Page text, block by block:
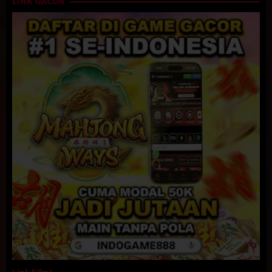
menyendiri saja.” Perlahan-lahan kuketuk pintu, sesaat kemudian
terdengar suara dari dalam, “Masuk..!” Saya langsung masuk,
kulihat Bu Sonya sedang duduk di belakang mejanya sambil
membuka-buka map. Kutup pintu pelan-pelan. Kulihat Bu Sonya
memandangku sambil tersenyum, sesaat Saya tidak menyangka
beliau tersenyum ramah pada Saya. Sedikit demi sedikit Saya mulai
dapat merasa tenang, walaupun masih ada sedikit rasa gugup di
“Silakan duduk, apa yang bisa Ibu bantu..?” Bu Sonya langsung
mempersilakan Saya duduk, sesaat Saya terpesona oleh
kecantikannya. Bagaimana mungkin dosen yang begitu cantik dan
anggun mendapat julukan dosen killer. Kutarik kursi pelan-pelan,
kemudian Saya duduk. “Oke, Christoper, ada apa ke sini, ada yang
bisa Ibu bantu..?” sekali lagi Bu Sonya menanyakan hal itu kepada
Saya dengan senyumnya yang masih mengembang. Perlahan-
lahan kuceritakan masalahku kepada Bu Sonya, mulai dari
keinginan orangtua yang ingin Saya agak cepat menyelesaikan
studiku, sampai ke mata kuliah yang saat ini Saya belum dapat
menyelesaikannya
Kulihat Bu Sonya dengan tekun mendengarkan cerita Saya sambil